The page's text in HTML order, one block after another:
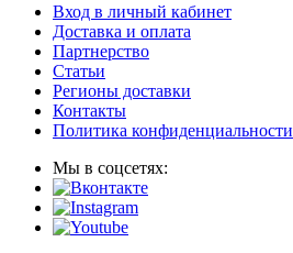
Вход в личный кабинет
Доставка и оплата
Партнерство
Статьи
Регионы доставки
Контакты
Политика конфиденциальности
Мы в соцсетях: